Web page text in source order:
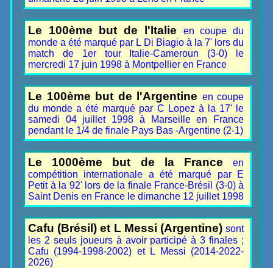
Le 100ème but de l'Italie
en coupe du
monde a été marqué par L Di Biagio à la 7' lors du
match de 1er tour Italie-Cameroun (3-0) le
mercredi 17 juin 1998 à Montpellier en France
Le 100ème but de l'Argentine en coupe
du monde a été marqué par C Lopez à la 17' le
samedi 04 juillet 1998 à Marseille en France
pendant le 1/4 de finale Pays Bas -Argentine (2-1)
Le 1000ème but de la Franceen
compétition internationale a été marqué par E
Petit à la 92' lors de la finale France-Brésil (3-0) à
Saint Denis en France le dimanche 12 juillet 1998
Cafu (Brésil) et L Messi (Argentine)sont
les 2 seuls joueurs à avoir participé à 3 finales ;
Cafu (1994-1998-2002) et L Messi (2014-2022-
2026)